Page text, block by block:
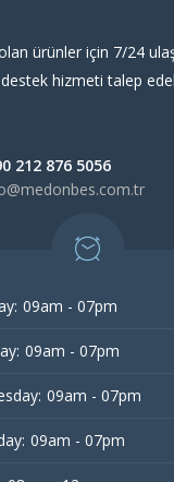
olan ürünler için 7/24
hizmeti talep
212 876 5056
09am - 07pm
09am - 07pm
09am - 07pm
09am - 07pm